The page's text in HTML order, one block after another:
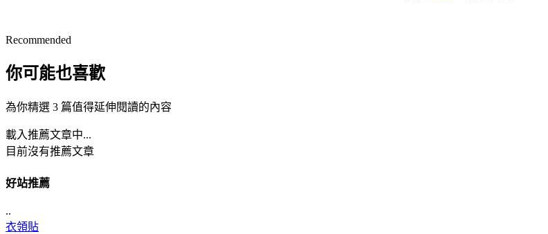
Recommended
你可能也喜歡
為你精選 3 篇值得延伸閱讀的內容
載入推薦文章中...
目前沒有推薦文章
好站推薦
..
衣領貼